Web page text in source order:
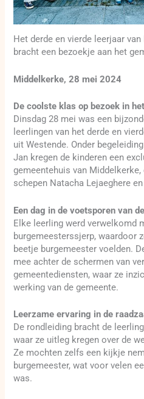
Het derde en vierde leerjaar
bracht een bezoekje aan het
Middelkerke, 28 mei 2024
De coolste klas op bezoek in
Dinsdag 28 mei was een
leerlingen van het derde en
uit Westende. Onder
Jan kregen de kinderen een
gemeentehuis van
schepen Natacha Lejaeghere
Een dag in de voetsporen van
Elke leerling werd verwelkomd
burgemeesterssjerp, waardoor
beetje burgemeester voelden.
mee achter de schermen van
gemeentediensten, waar ze
werking van de gemeente.
Leerzame ervaring in de
De rondleiding bracht de
waar ze uitleg kregen over de
Ze mochten zelfs een kijkje
burgemeester, wat voor velen
was.